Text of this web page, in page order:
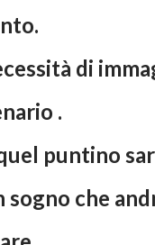
di
.
puntino
sogno che